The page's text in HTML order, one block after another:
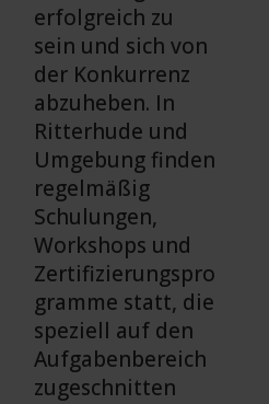
erfolgreich zu
sein und sich von
der Konkurrenz
abzuheben. In
Ritterhude und
Umgebung finden
regelmäßig
Schulungen,
Workshops und
Zertifizierungspro
gramme statt, die
speziell auf den
Aufgabenbereich
zugeschnitten